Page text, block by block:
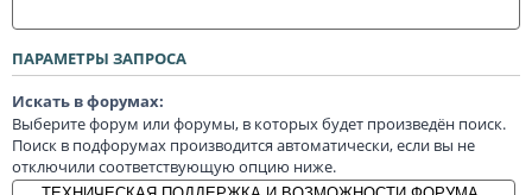
ПАРАМЕТРЫ ЗАПРОСА
Искать в форумах:
Выберите форум или форумы, в которых будет произведён поиск.
Поиск в подфорумах производится автоматически, если вы не
отключили соответствующую опцию ниже.